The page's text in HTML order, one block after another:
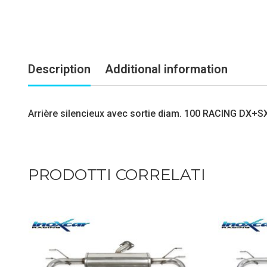
Description Additional information
Arrière silencieux avec sortie diam. 100 RACING
PRODOTTI CORRELATI